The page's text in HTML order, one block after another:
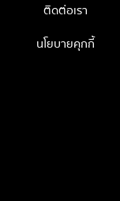
ติดต่อเรา
นโยบายคุกกี้